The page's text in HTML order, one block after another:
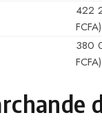
422
FCFA)
380
FCFA)